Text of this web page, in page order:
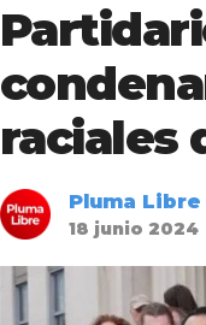
raciales
Pluma Libre
18 junio 2024